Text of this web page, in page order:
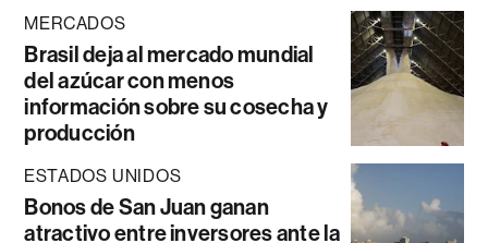
MERCADOS
Brasil deja al mercado mundial
del azúcar con menos
información sobre su cosecha y
producción
ESTADOS UNIDOS
Bonos de San Juan ganan
atractivo entre inversores ante la